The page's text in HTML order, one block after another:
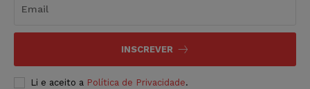
INSCREVER
Li e aceito a Política de Privacidade.